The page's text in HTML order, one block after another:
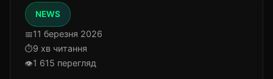
NEWS
11 березня 2026
9 хв читання
1 615 перегляд